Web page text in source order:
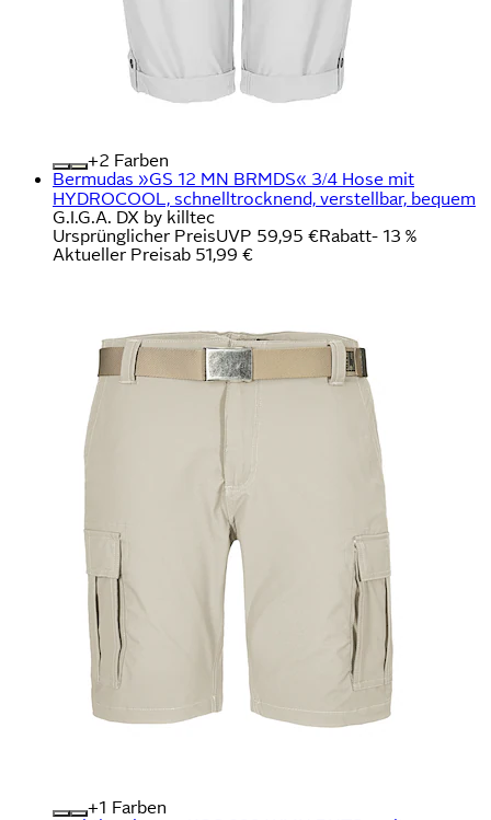
+
Farben
Bermudas »GS 12 MN BRMDS« 3/4 Hose mit
HYDROCOOL, schnelltrocknend, verstellbar, bequem
G.I.G.A. DX by killtec
Ursprünglicher PreisUVP 59,95 €Rabatt- 13 %
Aktueller Preisab 51,99 €
+
Farben